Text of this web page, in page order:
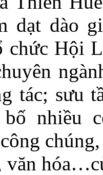
dạt dào
chức Hội
tác; sưu
nhiều
văn